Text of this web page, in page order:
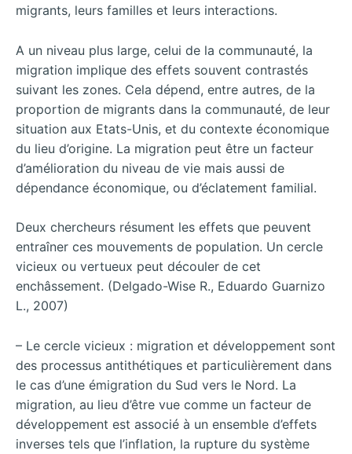
migrants, leurs familles et leurs interactions.
A un niveau plus large, celui de la communauté, la
migration implique des effets souvent contrastés
suivant les zones. Cela dépend, entre autres, de la
proportion de migrants dans la communauté, de leur
situation aux Etats-Unis, et du contexte économique
du lieu d’origine. La migration peut être un facteur
d’amélioration du niveau de vie mais aussi de
dépendance économique, ou d’éclatement familial.
Deux chercheurs résument les effets que peuvent
entraîner ces mouvements de population. Un cercle
vicieux ou vertueux peut découler de cet
enchâssement. (Delgado-Wise R., Eduardo Guarnizo
L., 2007)
– Le cercle vicieux : migration et développement sont
des processus antithétiques et particulièrement dans
le cas d’une émigration du Sud vers le Nord. La
migration, au lieu d’être vue comme un facteur de
développement est associé à un ensemble d’effets
inverses tels que l’inflation, la rupture du système